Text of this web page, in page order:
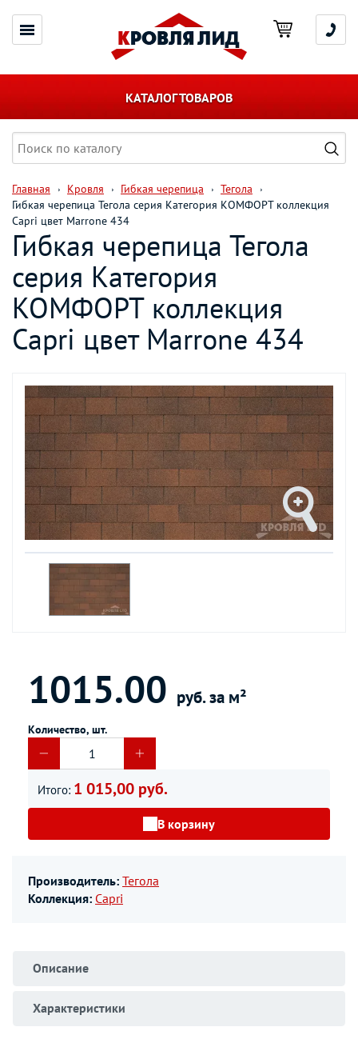
КАТАЛОГ ТОВАРОВ
Главная Кровля Гибкая черепица
Тегола
Гибкая черепица Тегола серия Категория КОМФОРТ коллекция
Capri цвет Marrone 434
Гибкая черепица Тегола
серия Категория
КОМФОРТ коллекция
Capri цвет Marrone 434
1015.00 руб. за м²
Количество, шт.
Итого: 1 015,00 руб.
В корзину
Производитель: Тегола
Коллекция: Capri
Описание
Характеристики